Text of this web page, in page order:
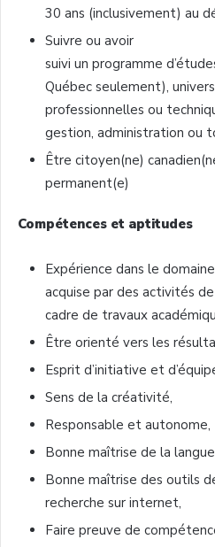
30 ans (inclusivement) au
Suivre ou avoir
suivi un programme
Québec seulement),
professionnelles ou
gestion, administration ou
Être citoyen(ne)
permanent(e)
Compétences et aptitudes
Expérience dans le
acquise par des activités
cadre de travaux
Être orienté vers les
Esprit d’initiative et
Sens de la créativité,
Responsable et autonome,
Bonne maîtrise de la
Bonne maîtrise des outils
recherche sur internet,
Faire preuve de